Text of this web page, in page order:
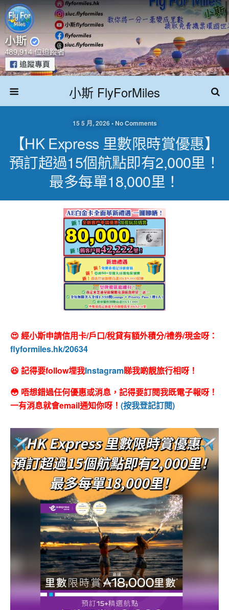
小斯 FlyForMiles
15 5 月, 2026 • No Comments
【HK Express 里數限時賞優惠】
預訂超過15個航點即有2,000里！
最多每單18,000里！
😍 經小斯申請信用卡/戶口/稅貸有額外積分/禮券/現金呀：
flyformiles.hk/20634
😆 記得要follow埋我Instagram睇我啲靚旅行相呀！
😳 唔想錯過任何優惠或消息，記得要訂閱我既電子報呀！
一有消息就會email通知你呀！ (按我登記訂閱)